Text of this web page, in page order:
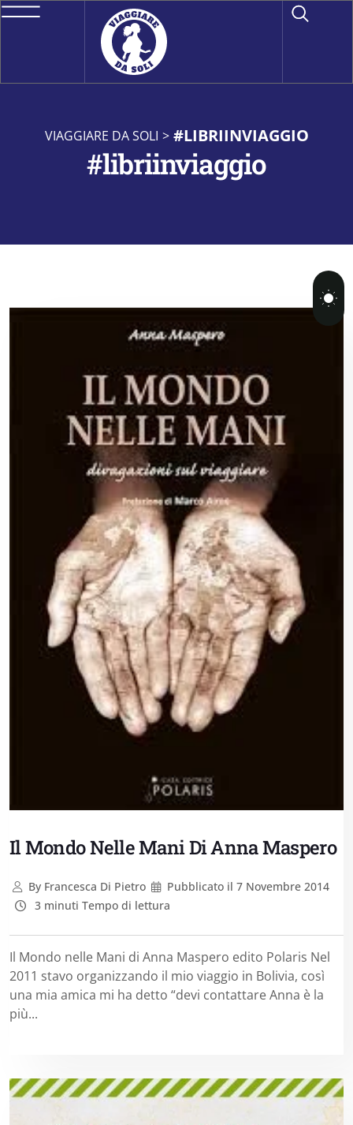
VIAGGIARE DA SOLI > #LIBRIINVIAGGIO
#libriinviaggio
Il Mondo Nelle Mani Di Anna Maspero
ByFrancesca Di Pietro Pubblicato il 7 Novembre 2014
3 minuti Tempo di lettura
Il Mondo nelle Mani di Anna Maspero edito Polaris Nel
2011 stavo organizzando il mio viaggio in Bolivia, così
una mia amica mi ha detto “devi contattare Anna è la
più...